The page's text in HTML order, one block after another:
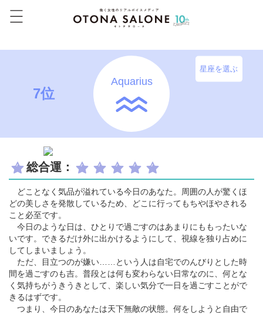
7位
Aquarius
星座を選ぶ
総合運：
どことなく気品が溢れている今日のあなた。周囲の人が驚くほ
どの美しさを発散しているため、どこに行ってもちやほやされる
こと必至です。
今日のような日は、ひとりで過ごすのはあまりにももったいな
いです。できるだけ外に出かけるようにして、視線を独り占めに
してしまいましょう。
ただ、目立つのが嫌い……という人は自宅でのんびりとした時
間を過ごすのも吉。普段とは何も変わらない日常なのに、何とな
く気持ちがうきうきとして、楽しい気分で一日を過ごすことがで
きるはずです。
つまり、今日のあなたは天下無敵の状態。何をしようと自由で